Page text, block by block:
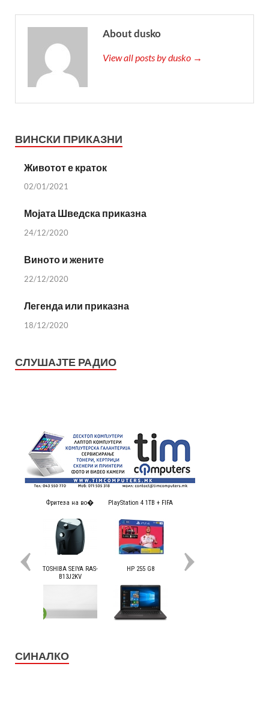
About dusko
View all posts by dusko →
ВИНСКИ ПРИКАЗНИ
Животот е краток
02/01/2021
Мојата Шведска приказна
24/12/2020
Виното и жените
22/12/2020
Легенда или приказна
18/12/2020
СЛУШАЈТЕ РАДИО
СИНАЛКО